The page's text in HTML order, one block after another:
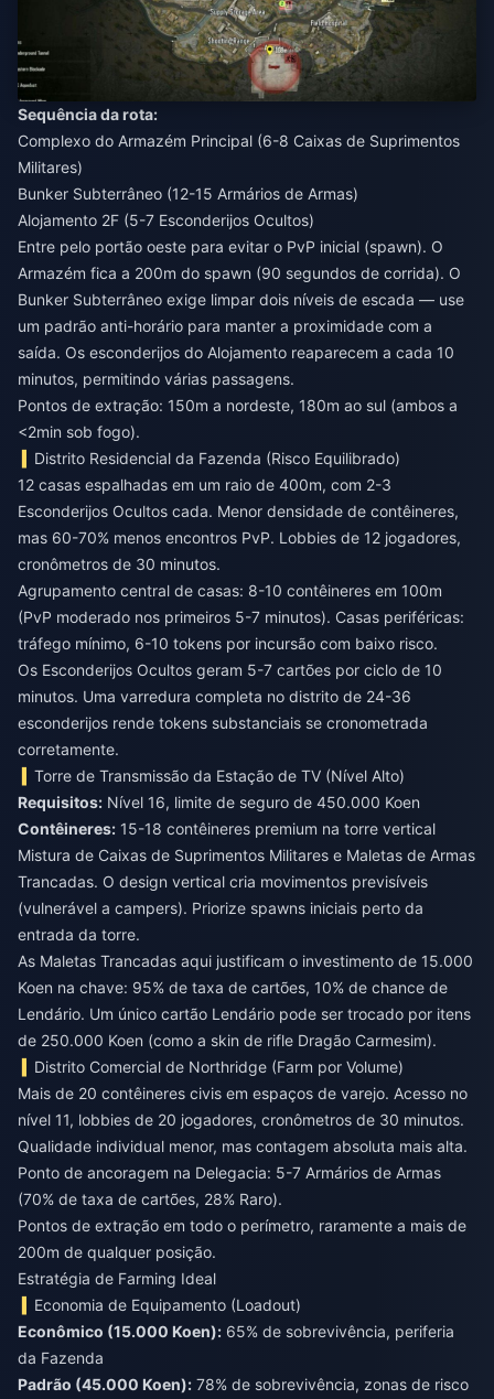
Sequência da rota:
Complexo do Armazém Principal (6-8 Caixas de Suprimentos
Militares)
Bunker Subterrâneo (12-15 Armários de Armas)
Alojamento 2F (5-7 Esconderijos Ocultos)
Entre pelo portão oeste para evitar o PvP inicial (spawn). O
Armazém fica a 200m do spawn (90 segundos de corrida). O
Bunker Subterrâneo exige limpar dois níveis de escada — use
um padrão anti-horário para manter a proximidade com a
saída. Os esconderijos do Alojamento reaparecem a cada 10
minutos, permitindo várias passagens.
Pontos de extração: 150m a nordeste, 180m ao sul (ambos a
<2min sob fogo).
Distrito Residencial da Fazenda (Risco Equilibrado)
12 casas espalhadas em um raio de 400m, com 2-3
Esconderijos Ocultos cada. Menor densidade de contêineres,
mas 60-70% menos encontros PvP. Lobbies de 12 jogadores,
cronômetros de 30 minutos.
Agrupamento central de casas: 8-10 contêineres em 100m
(PvP moderado nos primeiros 5-7 minutos). Casas periféricas:
tráfego mínimo, 6-10 tokens por incursão com baixo risco.
Os Esconderijos Ocultos geram 5-7 cartões por ciclo de 10
minutos. Uma varredura completa no distrito de 24-36
esconderijos rende tokens substanciais se cronometrada
corretamente.
Torre de Transmissão da Estação de TV (Nível Alto)
Requisitos: Nível 16, limite de seguro de 450.000 Koen
Contêineres: 15-18 contêineres premium na torre vertical
Mistura de Caixas de Suprimentos Militares e Maletas de Armas
Trancadas. O design vertical cria movimentos previsíveis
(vulnerável a campers). Priorize spawns iniciais perto da
entrada da torre.
As Maletas Trancadas aqui justificam o investimento de 15.000
Koen na chave: 95% de taxa de cartões, 10% de chance de
Lendário. Um único cartão Lendário pode ser trocado por itens
de 250.000 Koen (como a skin de rifle Dragão Carmesim).
Distrito Comercial de Northridge (Farm por Volume)
Mais de 20 contêineres civis em espaços de varejo. Acesso no
nível 11, lobbies de 20 jogadores, cronômetros de 30 minutos.
Qualidade individual menor, mas contagem absoluta mais alta.
Ponto de ancoragem na Delegacia: 5-7 Armários de Armas
(70% de taxa de cartões, 28% Raro).
Pontos de extração em todo o perímetro, raramente a mais de
200m de qualquer posição.
Estratégia de Farming Ideal
Economia de Equipamento (Loadout)
Econômico (15.000 Koen): 65% de sobrevivência, periferia
Padrão (45.000 Koen): 78% de sobrevivência, zonas de risco